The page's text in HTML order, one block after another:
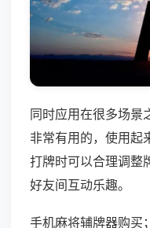
同时应用在很多场景
非常有用的，使用起
打牌时可以合理调整
好友间互动乐趣。
手机麻将辅牌器购买